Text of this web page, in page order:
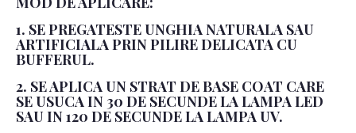
1. SE PREGATESTE UNGHIA NATURALA SAU
ARTIFICIALA PRIN PILIRE DELICATA CU
BUFFERUL.
2. SE APLICA UN STRAT DE BASE COAT CARE
SE USUCA IN 30 DE SECUNDE LA LAMPA LED
SAU IN 120 DE SECUNDE LA LAMPA UV.